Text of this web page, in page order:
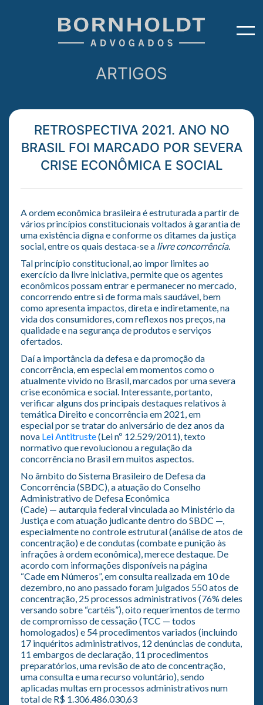
ARTIGOS
RETROSPECTIVA 2021. ANO NO
BRASIL FOI MARCADO POR SEVERA
CRISE ECONÔMICA E SOCIAL
A ordem econômica brasileira é estruturada a partir de
vários princípios constitucionais voltados à garantia de
uma existência digna e conforme os ditames da justiça
social, entre os quais destaca-se a livre concorrência.
Tal princípio constitucional, ao impor limites ao
exercício da livre iniciativa, permite que os agentes
econômicos possam entrar e permanecer no mercado,
concorrendo entre si de forma mais saudável, bem
como apresenta impactos, direta e indiretamente, na
vida dos consumidores, com reflexos nos preços, na
qualidade e na segurança de produtos e serviços
ofertados.
Daí a importância da defesa e da promoção da
concorrência, em especial em momentos como o
atualmente vivido no Brasil, marcados por uma severa
crise econômica e social. Interessante, portanto,
verificar alguns dos principais destaques relativos à
temática Direito e concorrência em 2021, em
especial por se tratar do aniversário de dez anos da
nova Lei Antitruste(Lei nº 12.529/2011), texto
normativo que revolucionou a regulação da
concorrência no Brasil em muitos aspectos.
No âmbito do Sistema Brasileiro de Defesa da
Concorrência (SBDC), a atuação do Conselho
Administrativo de Defesa Econômica
(Cade) — autarquia federal vinculada ao Ministério da
Justiça e com atuação judicante dentro do SBDC —,
especialmente no controle estrutural (análise de atos de
concentração) e de condutas (combate e punição às
infrações à ordem econômica), merece destaque. De
acordo com informações disponíveis na página
“Cade em Números”, em consulta realizada em 10 de
dezembro, no ano passado foram julgados 550 atos de
concentração, 25 processos administrativos (76% deles
versando sobre “cartéis”), oito requerimentos de termo
de compromisso de cessação (TCC — todos
homologados) e 54 procedimentos variados (incluindo
17 inquéritos administrativos, 12 denúncias de conduta,
11 embargos de declaração, 11 procedimentos
preparatórios, uma revisão de ato de concentração,
uma consulta e uma recurso voluntário), sendo
aplicadas multas em processos administrativos num
total de R$ 1.306.486.030,63